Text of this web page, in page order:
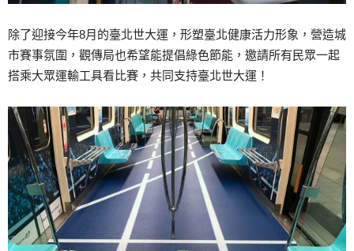
除了迎接今年8月的臺北世大運，形塑臺北健康活力形象，營造城
市賽事氛圍，觀傳局也希望能提倡綠色節能，邀請所有民眾一起
搭乘大眾運輸工具看比賽，共同支持臺北世大運！